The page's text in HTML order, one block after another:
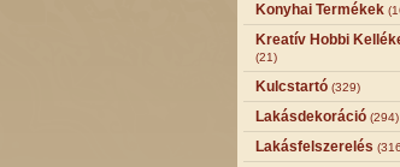
Konyhai Termékek
Kreatív Hobbi
(21)
Kulcstartó (329)
Lakásdekoráció (294)
Lakásfelszerelés